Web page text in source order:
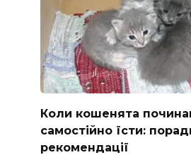
Коли кошенята
самостійно їсти:
рекомендації